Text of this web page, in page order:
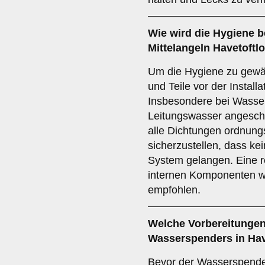
Wie wird die Hygiene
Mittelangeln
Um die Hygiene zu
und Teile vor der
Insbesondere bei
Leitungswasser
alle Dichtungen
sicherzustellen, dass
System gelangen. Eine
internen Komponenten
empfohlen.
Welche
Wasserspenders in
Bevor der